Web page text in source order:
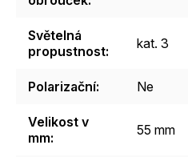
Světelná
propustnost: kat. 3
Polarizační: Ne
Velikost v
mm: 55 mm